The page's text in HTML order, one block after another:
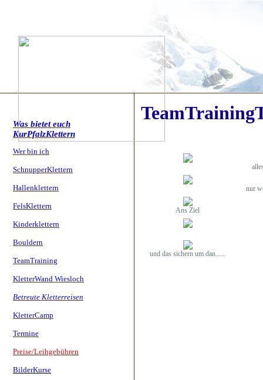
Was bietet euch
KurPfalzKlettern
Wer bin ich
SchnupperKlettern
Hallenklettern
FelsKlettern
Kinderklettern
Bouldern
TeamTraining
KletterWand Wiesloch
Betreute Kletterreisen
KletterCamp
Termine
Preise/Leihgebühren
BilderKurse
nur
Ans Ziel
und das sichern um dan......